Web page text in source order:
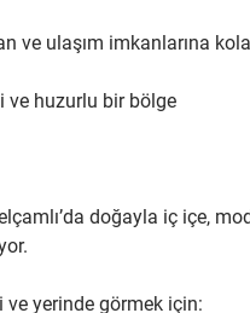
ve ulaşım imkanlarına
ve huzurlu bir bölge
doğayla iç içe,
ve yerinde görmek için: